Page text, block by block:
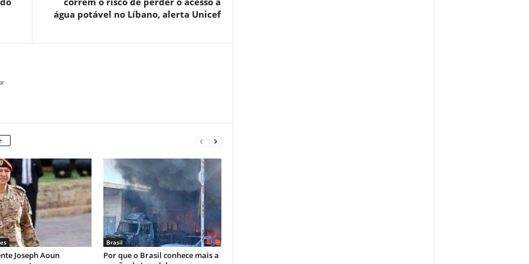
água potável no Líbano, alerta Unicef
Joseph Aoun
Brasil
Por que o Brasil conhece mais a